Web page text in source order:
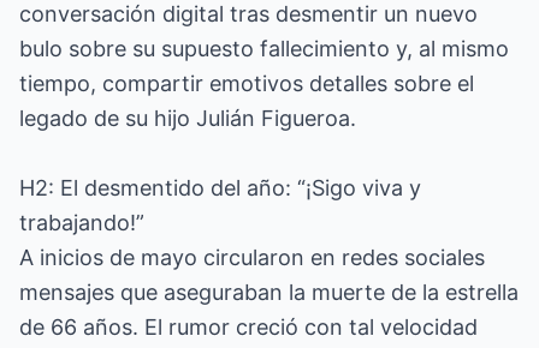
conversación digital tras desmentir un nuevo
bulo sobre su supuesto fallecimiento y, al mismo
tiempo, compartir emotivos detalles sobre el
legado de su hijo Julián Figueroa.
H2: El desmentido del año: “¡Sigo viva y
trabajando!”
A inicios de mayo circularon en redes sociales
mensajes que aseguraban la muerte de la estrella
de 66 años. El rumor creció con tal velocidad